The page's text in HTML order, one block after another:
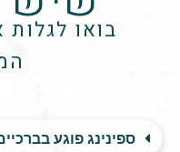
בואו
ספינינג פוגע